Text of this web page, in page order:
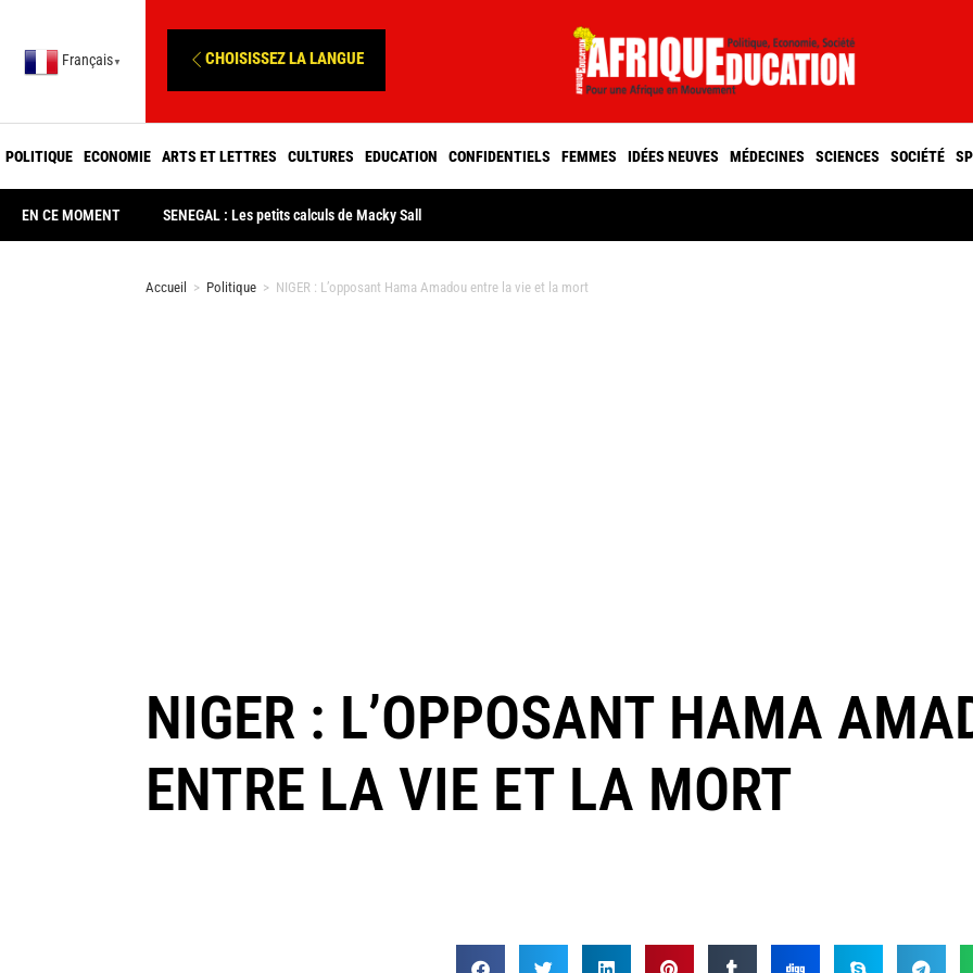
Français ▼ CHOISISSEZ LA LANGUE
POLITIQUE ECONOMIE ARTS ET LETTRES CULTURES EDUCATION CONFIDENTIELS FEMMES IDÉES NEUVES MÉDECINES SCIENCES SOCIÉTÉ
EN CE MOMENT SENEGAL : Les petits calculs de Macky Sall
Accueil > Politique > NIGER : L’opposant Hama Amadou entre la vie et la mort
NIGER : L’OPPOSANT HAMA
ENTRE LA VIE ET LA MORT